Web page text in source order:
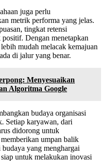
juga perlu
metrik performa yang jelas.
tingkat retensi
Dengan menetapkan
mudah melacak kemajuan
di jalur yang benar.
Menyesuaikan
Algoritma Google
budaya organisasi
Setiap karyawan, dari
didorong untuk
umpan balik
yang menghargai
untuk melakukan inovasi